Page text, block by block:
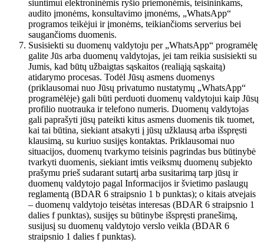
siuntimui elektroninėmis ryšio priemonėmis, teisininkams,
audito įmonėms, konsultavimo įmonėms, „WhatsApp“
programos teikėjui ir įmonėms, teikiančioms serverius bei
saugančioms duomenis.
Susisiekti su duomenų valdytoju per „WhatsApp“ programėlę
galite Jūs arba duomenų valdytojas, jei tam reikia susisiekti su
Jumis, kad būtų užbaigtas sąskaitos (realiąją sąskaitą)
atidarymo procesas. Todėl Jūsų asmens duomenys
(priklausomai nuo Jūsų privatumo nustatymų „WhatsApp“
programėlėje) gali būti perduoti duomenų valdytojui kaip Jūsų
profilio nuotrauka ir telefono numeris. Duomenų valdytojas
gali paprašyti jūsų pateikti kitus asmens duomenis tik tuomet,
kai tai būtina, siekiant atsakyti į jūsų užklausą arba išspręsti
klausimą, su kuriuo susijęs kontaktas. Priklausomai nuo
situacijos, duomenų tvarkymo teisinis pagrindas bus būtinybė
tvarkyti duomenis, siekiant imtis veiksmų duomenų subjekto
prašymu prieš sudarant sutartį arba susitarimą tarp jūsų ir
duomenų valdytojo pagal Informacijos ir švietimo paslaugų
reglamentą (BDAR 6 straipsnio 1 b punktas); o kitais atvejais
– duomenų valdytojo teisėtas interesas (BDAR 6 straipsnio 1
dalies f punktas), susijęs su būtinybe išspręsti pranešimą,
susijusį su duomenų valdytojo verslo veikla (BDAR 6
straipsnio 1 dalies f punktas).